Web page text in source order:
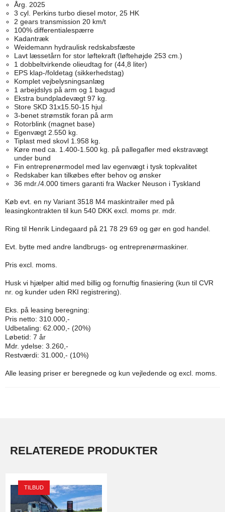
Årg. 2025
3 cyl. Perkins turbo diesel motor, 25 HK
2 gears transmission 20 km/t
100% differentialespærre
Kadantræk
Weidemann hydraulisk redskabsfæste
Lavt læssetårn for stor løftekraft (løftehøjde 253 cm.)
1 dobbeltvirkende olieudtag for (44,8 liter)
EPS klap-/foldetag (sikkerhedstag)
Komplet vejbelysningsanlæg
1 arbejdslys på arm og 1 bagud
Ekstra bundpladevægt 97 kg.
Store SKD 31x15.50-15 hjul
3-benet strømstik foran på arm
Rotorblink (magnet base)
Egenvægt 2.550 kg.
Tiplast med skovl 1.958 kg.
Køre med ca. 1.400-1.500 kg. på pallegafler med ekstravægt
under bund
Fin entreprenørmodel med lav egenvægt i tysk topkvalitet
Redskaber kan tilkøbes efter behov og ønsker
36 mdr./4.000 timers garanti fra Wacker Neuson i Tyskland
Køb evt. en ny Variant 3518 M4 maskintrailer med på
leasingkontrakten til kun 540 DKK excl. moms pr. mdr.
Ring til Henrik Lindegaard på 21 78 29 69 og gør en god handel.
Evt. bytte med andre landbrugs- og entreprenørmaskiner.
Pris excl. moms.
Husk vi hjælper altid med billig og fornuftig finasiering (kun til CVR
nr. og kunder uden RKI registrering).
Eks. på leasing beregning:
Pris netto: 310.000,-
Udbetaling: 62.000,- (20%)
Løbetid: 7 år
Mdr. ydelse: 3.260,-
Restværdi: 31.000,- (10%)
Alle leasing priser er beregnede og kun vejledende og excl. moms.
RELATEREDE PRODUKTER
TILBUD